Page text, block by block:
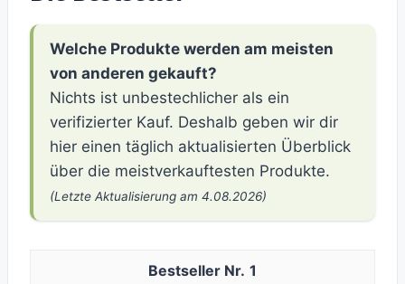
Welche Produkte werden am meisten
von anderen gekauft?
Nichts ist unbestechlicher als ein
verifizierter Kauf. Deshalb geben wir dir
hier einen täglich aktualisierten Überblick
über die meistverkauftesten Produkte.
(Letzte Aktualisierung am 4.08.2026)
1